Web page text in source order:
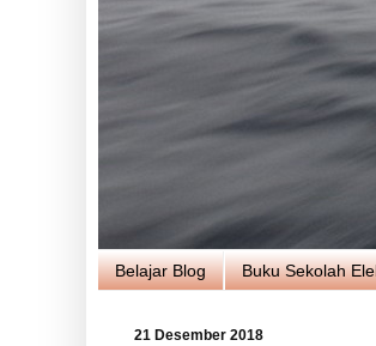
Belajar Blog Buku Sekolah
21 Desember 2018